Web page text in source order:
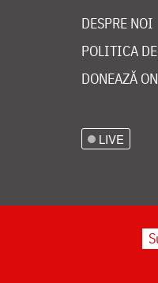
DESPRE NOI
POLITICA
DONEAZĂ
LIVE